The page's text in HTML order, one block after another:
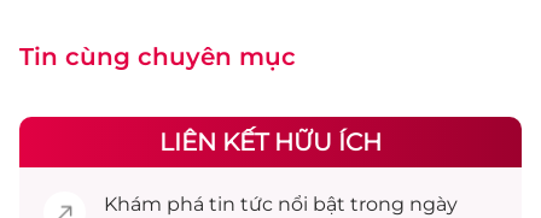
Tin cùng chuyên mục
LIÊN KẾT HỮU ÍCH
Khám phá tin tức nổi bật trong ngày